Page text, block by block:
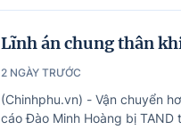
Lĩnh án chung thân
2 NGÀY TRƯỚC
(Chinhphu.vn) - Vận chuyển
cáo Đào Minh Hoàng bị